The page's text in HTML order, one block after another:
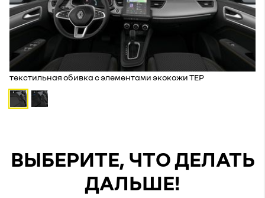
текстильная обивка с элементами экокожи TEP
ВЫБЕРИТЕ, ЧТО ДЕЛАТЬ
ДАЛЬШЕ!